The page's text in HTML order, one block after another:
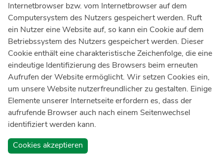
Ärztlicher Notdienst116 117
Giftnotrufzentrale
Tel: +49 22819240
Notfallzentrum Bonn
Kindernotfallzentrum Bonn
UKB-Telefonzentrale
+49 228287 0
Spenden Sie online an das Universitätsklinikum Bonn
Internetbrowser bzw. vom Internetbrowser auf dem
Computersystem des Nutzers gespeichert werden. Ruft
ein Nutzer eine Website auf, so kann ein Cookie auf dem
Betriebssystem des Nutzers gespeichert werden. Dieser
Cookie enthält eine charakteristische Zeichenfolge, die eine
eindeutige Identifizierung des Browsers beim erneuten
Aufrufen der Website ermöglicht. Wir setzen Cookies ein,
um unsere Website nutzerfreundlicher zu gestalten. Einige
Elemente unserer Internetseite erfordern es, dass der
aufrufende Browser auch nach einem Seitenwechsel
identifiziert werden kann.
Cookies akzeptieren